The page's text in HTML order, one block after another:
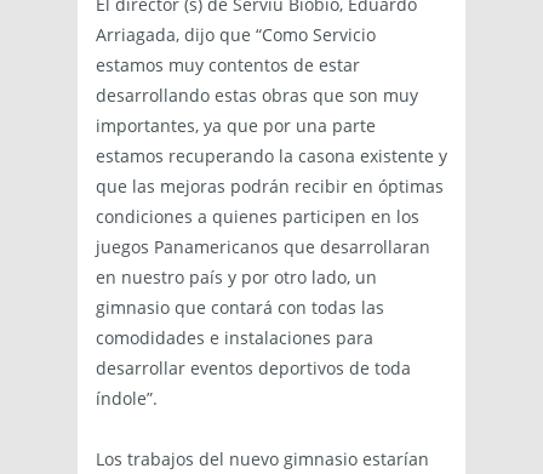
Arriagada, dijo que “Como Servicio
estamos muy contentos de estar
desarrollando estas obras que son muy
importantes, ya que por una parte
estamos recuperando la casona existente y
que las mejoras podrán recibir en óptimas
condiciones a quienes participen en los
juegos Panamericanos que desarrollaran
en nuestro país y por otro lado, un
gimnasio que contará con todas las
comodidades e instalaciones para
desarrollar eventos deportivos de toda
índole”.
Los trabajos del nuevo gimnasio estarían